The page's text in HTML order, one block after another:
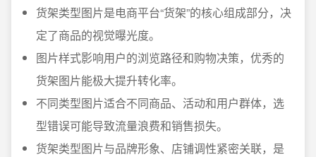
货架类型图片是电商平台“货架”的核心组成部分，决
定了商品的视觉曝光度。
图片样式影响用户的浏览路径和购物决策，优秀的
货架图片能极大提升转化率。
不同类型图片适合不同商品、活动和用户群体，选
型错误可能导致流量浪费和销售损失。
货架类型图片与品牌形象、店铺调性紧密关联，是